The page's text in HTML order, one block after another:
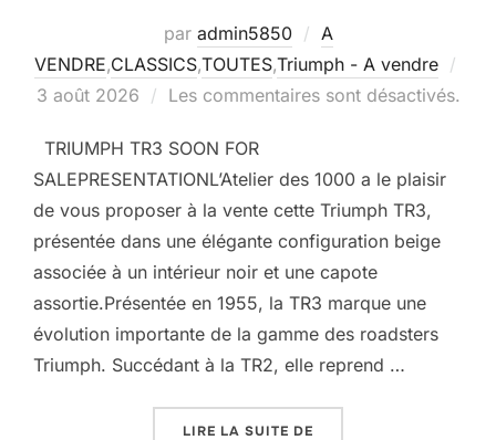
par admin5850
A
VENDRE,CLASSICS,TOUTES,Triumph - A vendre
Publié
3 août 2026 Les commentaires sont désactivés.
TRIUMPH TR3 SOON FOR
SALEPRESENTATIONL’Atelier des 1000 a le plaisir
de vous proposer à la vente cette Triumph TR3,
présentée dans une élégante configuration beige
associée à un intérieur noir et une capote
assortie.Présentée en 1955, la TR3 marque une
évolution importante de la gamme des roadsters
Triumph. Succédant à la TR2, elle reprend …
LIRE LA SUITE DE